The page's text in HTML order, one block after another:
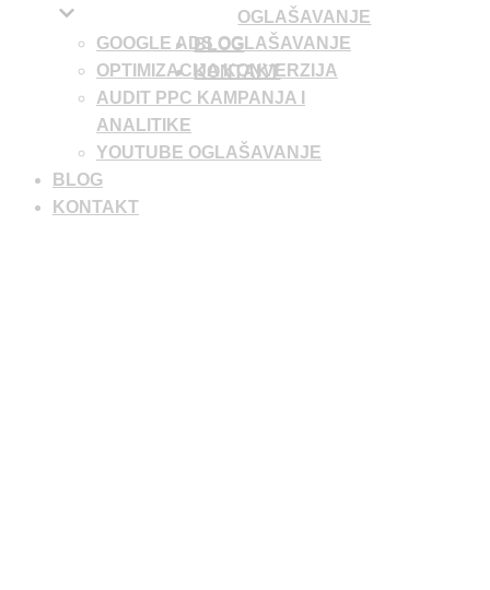
OGLAŠAVANJE
BLOG
KONTAKT
GOOGLE ADS OGLAŠAVANJE
OPTIMIZACIJA KONVERZIJA
AUDIT PPC KAMPANJA I
ANALITIKE
YOUTUBE OGLAŠAVANJE
BLOG
KONTAKT